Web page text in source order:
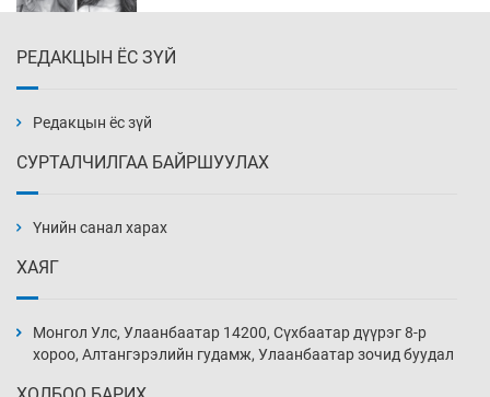
Өчигдөр 14 цаг 00 мин
нэмэгджээ
Өчигдөр 13 цаг 30 мин
РЕДАКЦЫН ЁС ЗҮЙ
Редакцын ёс зүй
СУРТАЛЧИЛГАА БАЙРШУУЛАХ
Үнийн санал харах
ХАЯГ
Монгол Улс, Улаанбаатар 14200, Сүхбаатар дүүрэг 8-р
хороо, Алтангэрэлийн гудамж, Улаанбаатар зочид буудал